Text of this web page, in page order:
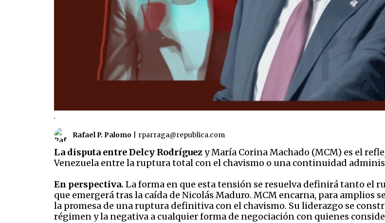
.
Rafael P. Palomo rparraga@republica.com
La disputa entre Delcy Rodríguezy María Corina Machado (MCM) es el
Venezuela entre la ruptura total con el chavismo o una continuidad
En perspectiva. La forma en que esta tensión se resuelva definirá tanto el
que emergerá tras la caída de Nicolás Maduro. MCM encarna, para amplios
la promesa de una ruptura definitiva con el chavismo. Su liderazgo se
régimen y la negativa a cualquier forma de negociación con quienes